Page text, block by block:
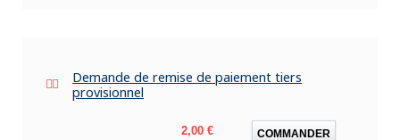
Demande de remise de paiement tiers
provisionnel
Prix
2,00 € COMMANDER